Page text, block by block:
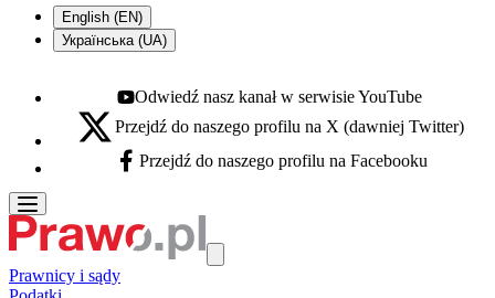
English (EN)
Українська (UA)
Youtube - otwiera się w nowej karcie
Odwiedź nasz kanał w serwisie YouTube
X - otwiera się w nowej karcie
Przejdź do naszego profilu na X (dawniej Twitter)
Facebook - otwiera się w nowej karcie
Przejdź do naszego profilu na Facebooku
Prawnicy i sądy